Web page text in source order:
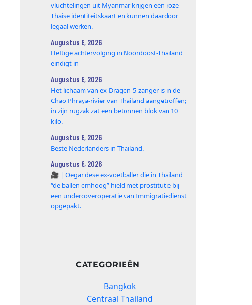
vluchtelingen uit Myanmar krijgen een roze
Thaise identiteitskaart en kunnen daardoor
legaal werken.
Augustus 8, 2026
Heftige achtervolging in Noordoost-Thailand
eindigt in
Augustus 8, 2026
Het lichaam van ex-Dragon‑5‑zanger is in de
Chao Phraya‑rivier van Thailand aangetroffen;
in zijn rugzak zat een betonnen blok van 10
kilo.
Augustus 8, 2026
Beste Nederlanders in Thailand.
Augustus 8, 2026
🎥 | Oegandese ex-voetballer die in Thailand
“de ballen omhoog” hield met prostitutie bij
een undercoveroperatie van Immigratiedienst
opgepakt.
CATEGORIEËN
Bangkok
Centraal Thailand